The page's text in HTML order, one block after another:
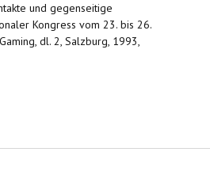
und gegenseitige
Kongress vom 23. bis 26.
dl. 2, Salzburg, 1993,